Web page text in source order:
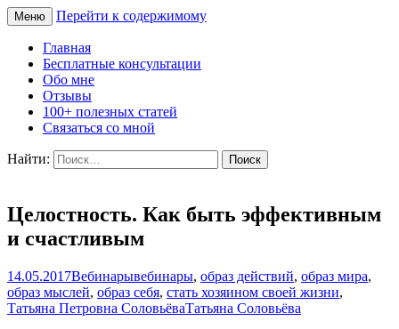
Свет Радости
Меню Перейти к содержимому
Главная
Бесплатные консультации
Обо мне
Отзывы
100+ полезных статей
Связаться со мной
Найти:
Целостность. Как быть эффективным
и счастливым
14.05.2017Вебинарывебинары, образ действий, образ мира,
образ мыслей, образ себя, стать хозяином своей жизни,
Татьяна Петровна СоловьёваТатьяна Соловьёва